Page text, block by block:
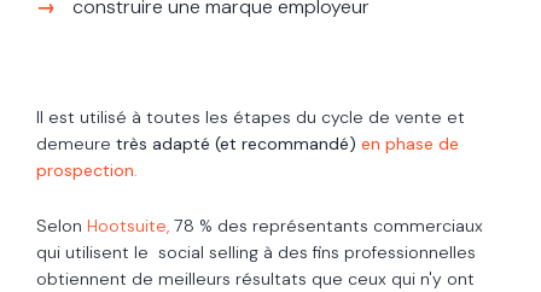
construire une marque employeur
Il est utilisé à toutes les étapes du cycle de vente et
demeure très adapté (et recommandé) en phase de
prospection.
Selon Hootsuite, 78 % des représentants commerciaux
qui utilisent le social selling à des fins professionnelles
obtiennent de meilleurs résultats que ceux qui n'y ont